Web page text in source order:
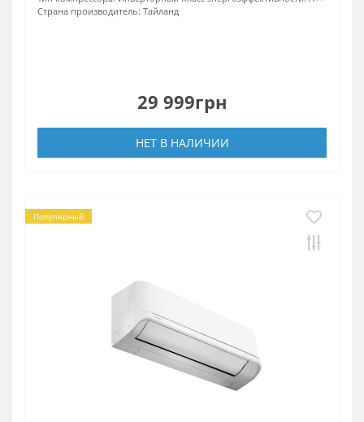
Страна производитель: Тайланд
29 999грн
НЕТ В НАЛИЧИИ
Популярный